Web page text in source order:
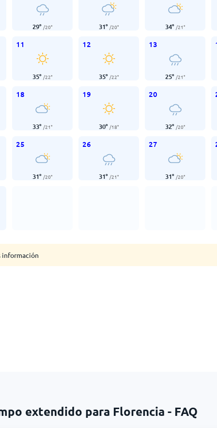
29° /20° 31° /20° 34° /21°
11
35° /22°
12
35° /22°
13
25° /21°
18
33° /21°
19
30° /18°
20
32° /20°
25
31° /20°
26
31° /21°
27
31° /20°
información
extendido para Florencia - FAQ